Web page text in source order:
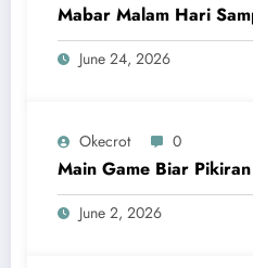
Mabar Malam Hari
June 24, 2026
Okecrot 0
Main Game Biar
June 2, 2026